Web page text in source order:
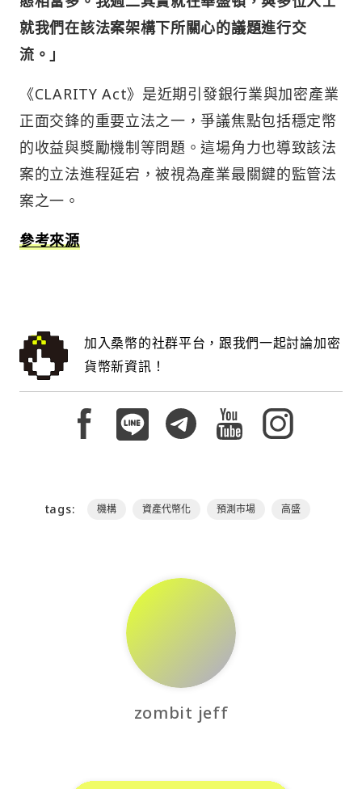
就我們在該法案架構下所關心的議題進行交
流。」
《CLARITY Act》是近期引發銀行業與加密產業
正面交鋒的重要立法之一，爭議焦點包括穩定幣
的收益與獎勵機制等問題。這場角力也導致該法
案的立法進程延宕，被視為產業最關鍵的監管法
案之一。
參考來源
加入桑幣的社群平台，跟我們一起討論加密
貨幣新資訊！
tags: 機構 資產代幣化 預測市場 高盛
zombit jeff